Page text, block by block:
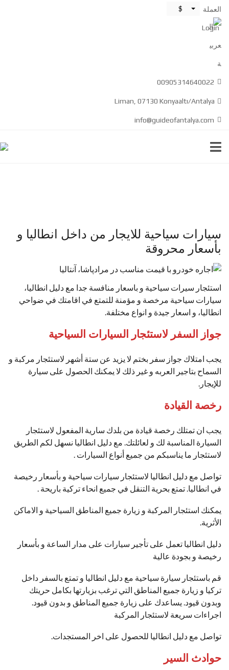
العملة $
00905314640022
Liman, 07130 Konyaaltı/Antalya
info@guideofantalya.com
Login
سيارات سياحية للايجار من داخل انطاليا و
بأسعار محروقة
استئجار سيرات سياحية و باسعار منافسة جدا مع دليل انطاليا،
سيارات سياحية مرخصة و مؤمنة للتمتع في اقامتك في ضواحي
انطاليا، و اسعار جيدة و انواع مختلفة.
جواز السفر لاستئجار السيارات السياحية
يجب امتلاك جواز سفر بختم لا يزيد عن ستة أشهر لاستئجار مركبة و
السماح بتاجير العربه و غير ذلك لا يمكنك الحصول على سيارة
للإيجار.
رخصة القيادة
يجب ان تمتلك رخصة قيادة من بلدك سارية المفعول لاستئجار
السيارة المناسبة لك و لعائلتك. مع دليل انطاليا نسهل لكم الطريق
لاستئجار ما يناسبكم من جميع أنواع السيارات .
تواصل مع دليل انطاليا لاستئجار سيارات سياحية و بأسعار رخيصة
في انطاليا. تمتع بحرية التنقل في جميع انحاء تركية باريحة .
يمكنك استئجار المركبة و زيارة جميع المناطق السياحية و الاماكن
الأثرية.
دليل انطاليا تعمل على تأجير سيارات على مدار الساعة و بأسعار
رخيصة و بجودة عالية
قم باستئجار سيارة سياحية مع دليل انطاليا و تمتع بالسفر داخل
تركيا و زيارة جميع المناطق التي ترغب بزيارتها بكامل حريتك
وبدون قيود. يساعدك على زيارة جميع المناطق و بدون قيود.
اجراءات سريعة لاستئجار المركبة
تواصل مع دليل انطاليا للحصول على اخر المستجدات.
حوادث السير